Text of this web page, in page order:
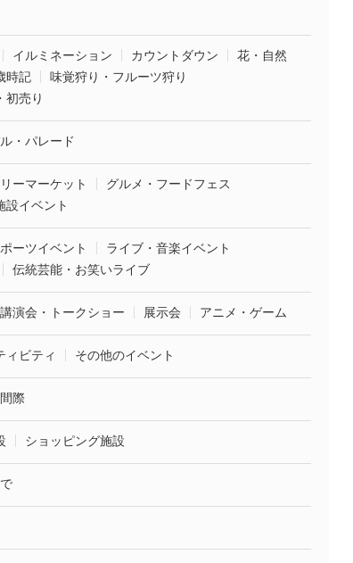
イルミネーション カウントダウン
花・自然
時記
味覚狩り・フルーツ狩り
初売り
・パレード
ーマーケット
グルメ・フードフェス
設イベント
ーツイベント
ライブ・音楽イベント
伝統芸能・お笑いライブ
講演会・トークショー 展示会 アニメ・ゲーム
ィビティ その他のイベント
際
ショッピング施設